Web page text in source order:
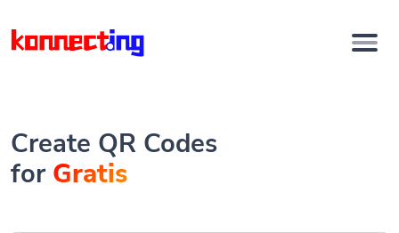
Create QR Codes
for Gratis